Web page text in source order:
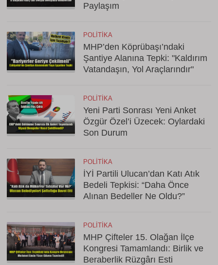
Paylaşım
POLITIKA
MHP’den Köprübaşı’ndaki
Şantiye Alanına Tepki: "Kaldırım
Vatandaşın, Yol Araçlarındır"
POLITIKA
Yeni Parti Sonrası Yeni Anket
Özgür Özel’i Üzecek: Oylardaki
Son Durum
POLITIKA
İYİ Partili Ulucan’dan Katı Atık
Bedeli Tepkisi: “Daha Önce
Alınan Bedeller Ne Oldu?”
POLITIKA
MHP Çifteler 15. Olağan İlçe
Kongresi Tamamlandı: Birlik ve
Beraberlik Rüzgârı Esti